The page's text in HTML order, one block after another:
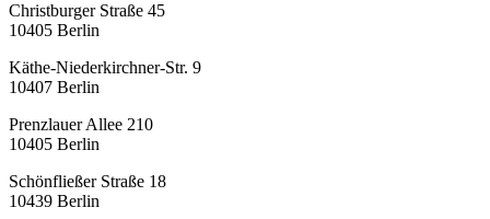
Christburger Straße 45
10405 Berlin
Käthe-Niederkirchner-Str. 9
10407 Berlin
Prenzlauer Allee 210
10405 Berlin
Schönfließer Straße 18
10439 Berlin